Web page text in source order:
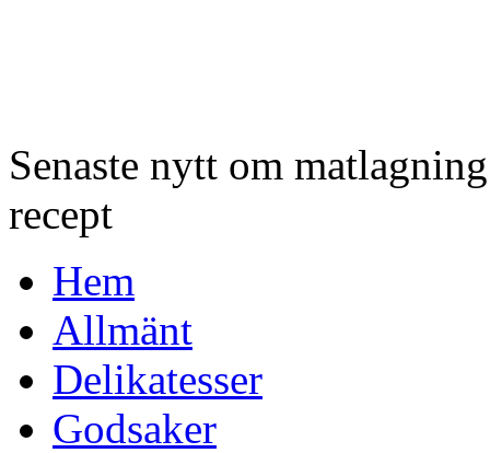
Senaste nytt om
recept
Hem
Allmänt
Delikatesser
Godsaker